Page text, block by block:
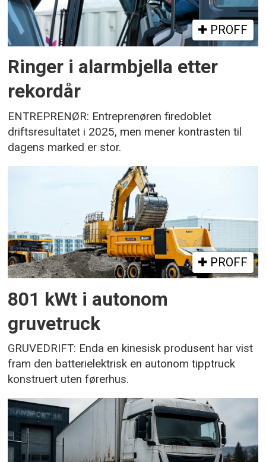
PROFF
Ringer i alarmbjella etter
rekordår
ENTREPRENØR: Entreprenøren firedoblet
driftsresultatet i 2025, men mener kontrasten til
dagens marked er stor.
PROFF
801 kWt i autonom
gruvetruck
GRUVEDRIFT: Enda en kinesisk produsent har vist
fram den batterielektrisk en autonom tipptruck
konstruert uten førerhus.